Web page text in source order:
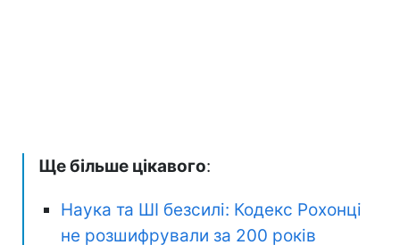
Ще більше цікавого:
Наука та ШІ безсилі: Кодекс Рохонці
не розшифрували за 200 років